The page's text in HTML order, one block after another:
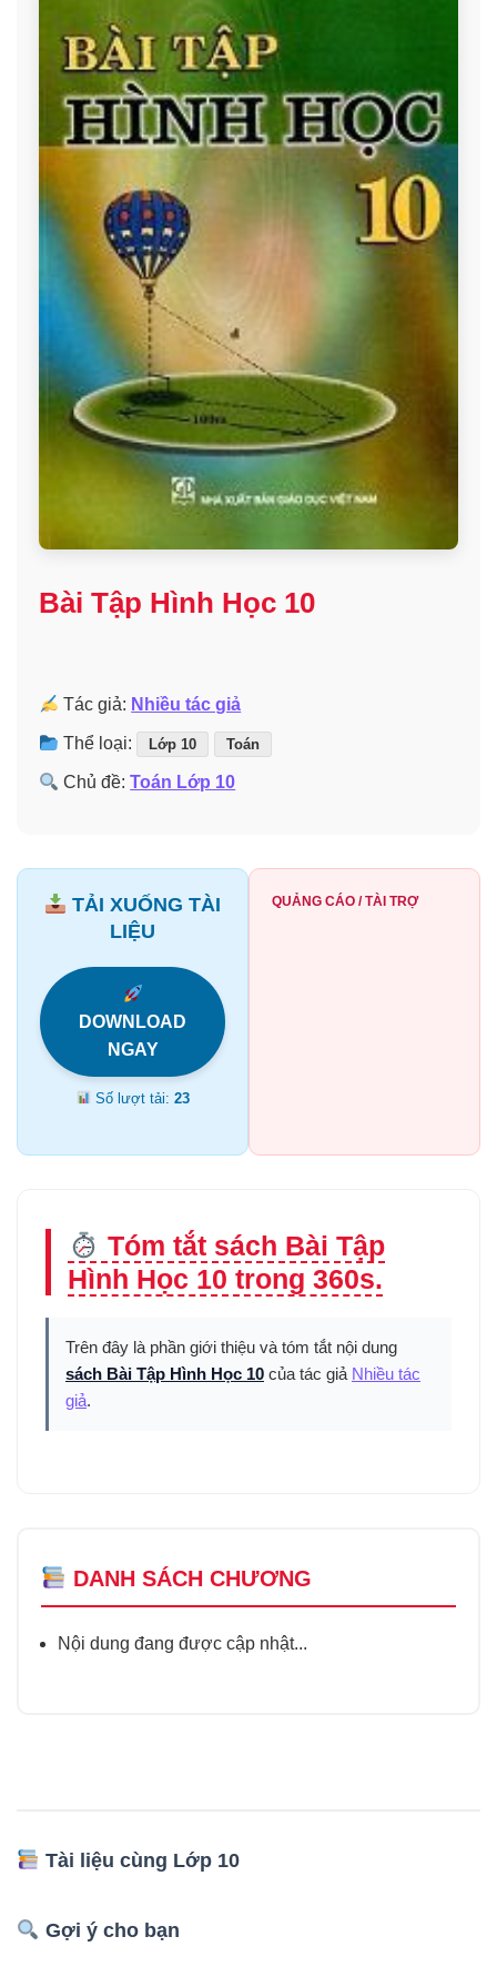
Bài Tập Hình Học 10
Tác giả: Nhiều tác giả
Thể loại: Lớp 10 Toán
Chủ đề:Toán Lớp 10
TẢI XUỐNG TÀI
LIỆU
DOWNLOAD
NGAY
Số lượt tải:23
QUẢNG CÁO / TÀI TRỢ
Tóm tắt sách Bài Tập
Hình Học 10 trong 360s.
Trên đây là phần giới thiệu và tóm tắt nội dung
sách Bài Tập Hình Học 10 của tác giả Nhiều tác
giả.
DANH SÁCH CHƯƠNG
Nội dung đang được cập nhật...
Tài liệu cùng Lớp 10
Gợi ý cho bạn